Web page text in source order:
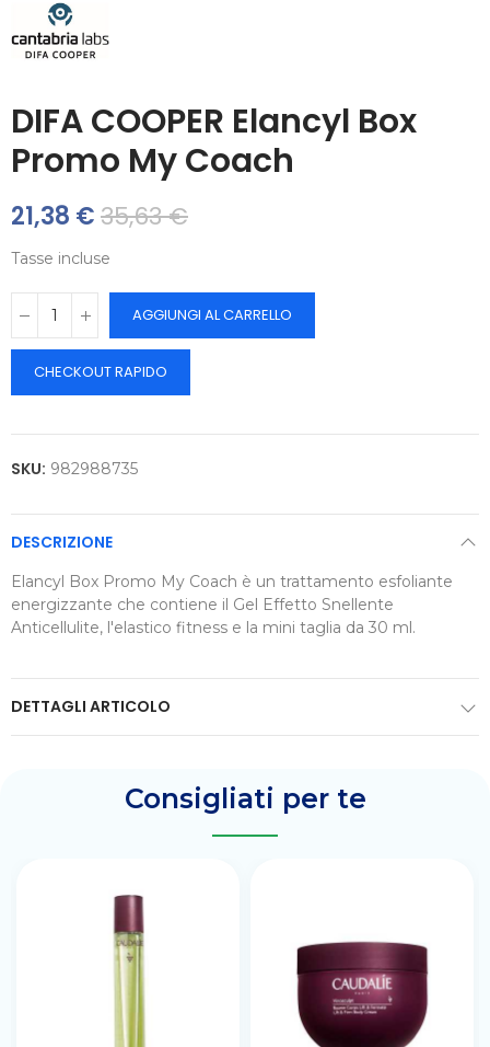
DIFA COOPER Elancyl Box
Promo My Coach
21,38 €35,63 €
Tasse incluse
AGGIUNGI AL CARRELLO
CHECKOUT RAPIDO
SKU: 982988735
DESCRIZIONE
Elancyl Box Promo My Coach è un trattamento esfoliante
energizzante che contiene il Gel Effetto Snellente
Anticellulite, l'elastico fitness e la mini taglia da 30 ml.
DETTAGLI ARTICOLO
Consigliati per te